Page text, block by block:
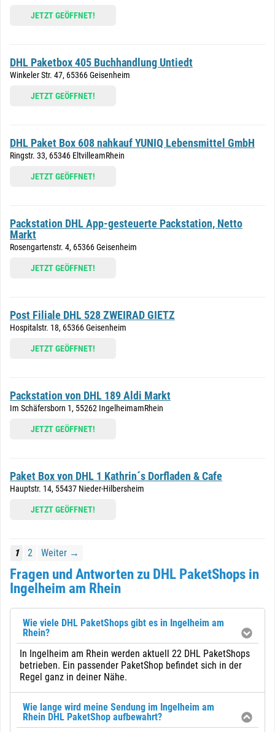
JETZT GEÖFFNET!
DHL Paketbox 405 Buchhandlung Untiedt
Winkeler Str. 47, 65366 Geisenheim
JETZT GEÖFFNET!
DHL Paket Box 608 nahkauf YUNIQ Lebensmittel GmbH
Ringstr. 33, 65346 EltvilleamRhein
JETZT GEÖFFNET!
Packstation DHL App-gesteuerte Packstation, Netto
Markt
Rosengartenstr. 4, 65366 Geisenheim
JETZT GEÖFFNET!
Post Filiale DHL 528 ZWEIRAD GIETZ
Hospitalstr. 18, 65366 Geisenheim
JETZT GEÖFFNET!
Packstation von DHL 189 Aldi Markt
Im Schäfersborn 1, 55262 IngelheimamRhein
JETZT GEÖFFNET!
Paket Box von DHL 1 Kathrin´s Dorfladen & Cafe
Hauptstr. 14, 55437 Nieder-Hilbersheim
JETZT GEÖFFNET!
1 2 Weiter →
Fragen und Antworten zu DHL PaketShops in
Ingelheim am Rhein
Wie viele DHL PaketShops gibt es in Ingelheim am
Rhein?
In Ingelheim am Rhein werden aktuell 22 DHL PaketShops
betrieben. Ein passender PaketShop befindet sich in der
Regel ganz in deiner Nähe.
Wie lange wird meine Sendung im Ingelheim am
Rhein DHL PaketShop aufbewahrt?